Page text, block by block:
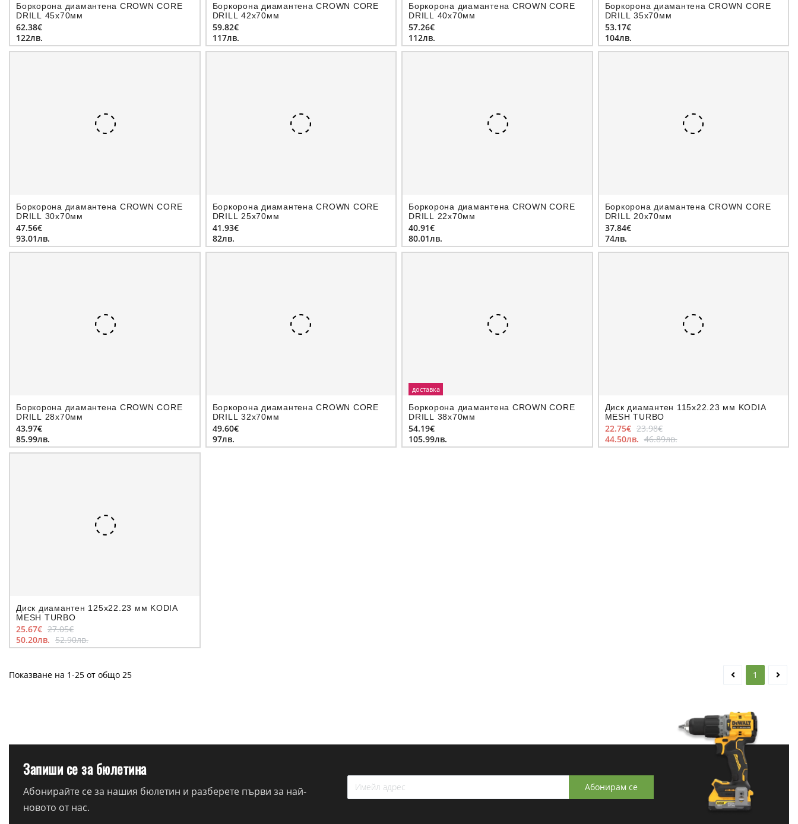
Боркорона диамантeна CROWN CORE
DRILL 45х70мм
62.38€
122лв.
Боркорона диамантeна CROWN CORE
DRILL 42х70мм
59.82€
117лв.
Боркорона диамантeна CROWN CORE
DRILL 40х70мм
57.26€
112лв.
Боркорона диамантeна CROWN CORE
DRILL 35х70мм
53.17€
104лв.
Боркорона диамантeна CROWN CORE
DRILL 30х70мм
47.56€
93.01лв.
Боркорона диамантeна CROWN CORE
DRILL 25х70мм
41.93€
82лв.
Боркорона диамантeна CROWN CORE
DRILL 22х70мм
40.91€
80.01лв.
Боркорона диамантeна CROWN CORE
DRILL 20х70мм
37.84€
74лв.
Боркорона диамантeна CROWN CORE
DRILL 28х70мм
43.97€
85.99лв.
Боркорона диамантeна CROWN CORE
DRILL 32х70мм
49.60€
97лв.
доставка
Боркорона диамантeна CROWN CORE
DRILL 38х70мм
54.19€
105.99лв.
Диск диамантен 115x22.23 мм KODIA
MESH TURBO
22.75€ 23.98€
44.50лв. 46.89лв.
Диск диамантен 125x22.23 мм KODIA
MESH TURBO
25.67€ 27.05€
50.20лв. 52.90лв.
Показване на 1-25 от общо 25 1
Запиши се за бюлетина
Абонирайте се за нашия бюлетин и разберете първи за най-
новото от нас.
Абонирам се